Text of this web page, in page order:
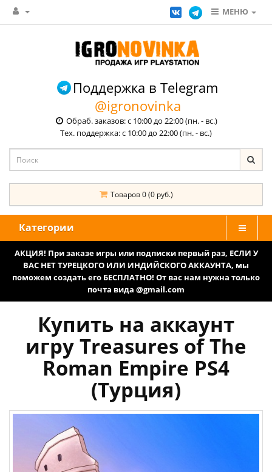
МЕНЮ
Поддержка в Telegram
@igronovinka
Обраб. заказов: с 10:00 до 22:00 (пн. - вс.)
Тех. поддержка: с 10:00 до 22:00 (пн. - вс.)
Товаров 0 (0 руб.)
Категории
АКЦИЯ! При заказе игры или подписки первый раз, ЕСЛИ У
ВАС НЕТ ТУРЕЦКОГО ИЛИ ИНДИЙСКОГО АККАУНТА, мы
поможем создать его БЕСПЛАТНО! От вас нам нужна только
почта вида @gmail.com
Купить на аккаунт
игру Treasures of The
Roman Empire PS4
(Турция)